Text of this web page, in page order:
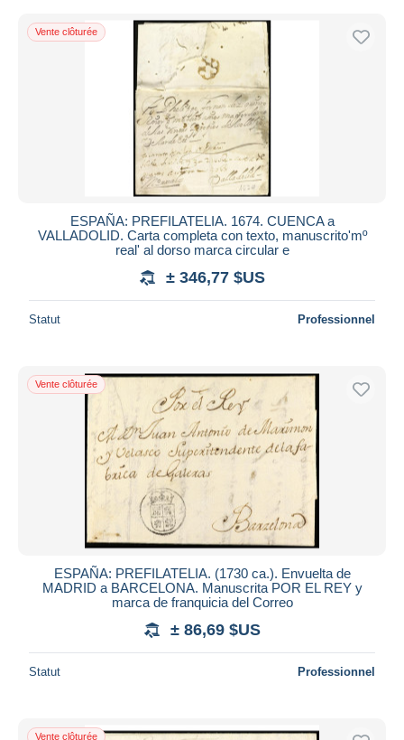
Vente clôturée
ESPAÑA: PREFILATELIA. 1674. CUENCA a
VALLADOLID. Carta completa con texto, manuscrito'mº
real' al dorso marca circular e
± 346,77 $US
Statut Professionnel
Vente clôturée
ESPAÑA: PREFILATELIA. (1730 ca.). Envuelta de
MADRID a BARCELONA. Manuscrita POR EL REY y
marca de franquicia del Correo
± 86,69 $US
Statut Professionnel
Vente clôturée